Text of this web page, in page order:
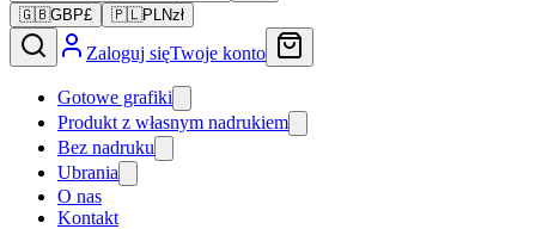
🇬🇧GBP£ 🇵🇱PLNzł
Zaloguj sięTwoje konto
Gotowe grafiki
Produkt z własnym nadrukiem
Bez nadruku
Ubrania
O nas
Kontakt